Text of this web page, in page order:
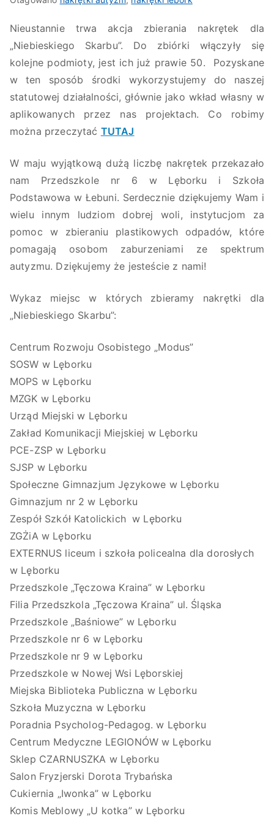
Nieustannie trwa akcja zbierania nakrętek dla
„Niebieskiego Skarbu”. Do zbiórki włączyły się
kolejne podmioty, jest ich już prawie 50. Pozyskane
w ten sposób środki wykorzystujemy do naszej
statutowej działalności, głównie jako wkład własny w
aplikowanych przez nas projektach. Co robimy
można przeczytać TUTAJ
W maju wyjątkową dużą liczbę nakrętek przekazało
nam Przedszkole nr 6 w Lęborku i Szkoła
Podstawowa w Łebuni. Serdecznie dziękujemy Wam i
wielu innym ludziom dobrej woli, instytucjom za
pomoc w zbieraniu plastikowych odpadów, które
pomagają osobom zaburzeniami ze spektrum
autyzmu. Dziękujemy że jesteście z nami!
Wykaz miejsc w których zbieramy nakrętki dla
„Niebieskiego Skarbu”:
Centrum Rozwoju Osobistego „Modus”
SOSW w Lęborku
MOPS w Lęborku
MZGK w Lęborku
Urząd Miejski w Lęborku
Zakład Komunikacji Miejskiej w Lęborku
PCE-ZSP w Lęborku
SJSP w Lęborku
Społeczne Gimnazjum Językowe w Lęborku
Gimnazjum nr 2 w Lęborku
Zespół Szkół Katolickich w Lęborku
ZGŻiA w Lęborku
EXTERNUS liceum i szkoła policealna dla dorosłych
w Lęborku
Przedszkole „Tęczowa Kraina” w Lęborku
Filia Przedszkola „Tęczowa Kraina” ul. Śląska
Przedszkole „Baśniowe” w Lęborku
Przedszkole nr 6 w Lęborku
Przedszkole nr 9 w Lęborku
Przedszkole w Nowej Wsi Lęborskiej
Miejska Biblioteka Publiczna w Lęborku
Szkoła Muzyczna w Lęborku
Poradnia Psycholog-Pedagog. w Lęborku
Centrum Medyczne LEGIONÓW w Lęborku
Sklep CZARNUSZKA w Lęborku
Salon Fryzjerski Dorota Trybańska
Cukiernia „Iwonka” w Lęborku
Komis Meblowy „U kotka” w Lęborku